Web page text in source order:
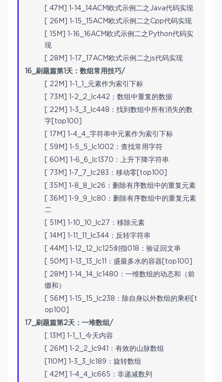
[ 47M] 1-14_14ACM欧式示例二之Java代码实现
[ 26M] 1-15_15ACM欧式示例二之Cpp代码实现
[ 15M] 1-16_16ACM欧式示例二之Python代码实
现
[ 28M] 1-17_17ACM欧式示例二之js代码实现
16_刷题篇第1天：数组常用技巧/
[ 22M] 1-1_1_元素作为索引下标
[ 73M] 1-2_2_lc442；数组中重复的数据
[ 22M] 1-3_3_lc448：找到数组中所有消失的数
字[top100]
[ 17M] 1-4_4_字符串中元素作为索引下标
[ 59M] 1-5_5_lc1002：查找常用字符
[ 60M] 1-6_6_lc1370：上升下降字符串
[ 73M] 1-7_7_lc283：移动零[top100]
[ 35M] 1-8_8_lc26：删除有序数组中的重复元素
[ 36M] 1-9_9_lc80：删除有序数组中的重复元素
二
[ 51M] 1-10_10_lc27：移除元素
[ 14M] 1-11_11_lc344：反转字符串
[ 44M] 1-12_12_lc125剑指018：验证回文串
[ 50M] 1-13_13_lc11：盛最多水的容器[top100]
[ 28M] 1-14_14_lc1480：一维数组的动态和（前
缀和）
[ 56M] 1-15_15_lc238：除自身以外数组的乘积[t
op100]
17_刷题篇第2天：一堆数组/
[ 13M] 1-1_1_今天内容
[ 26M] 1-2_2_lc941：有效的山脉数组
[110M] 1-3_3_lc189：旋转数组
[ 42M] 1-4_4_lc665：非递减数列